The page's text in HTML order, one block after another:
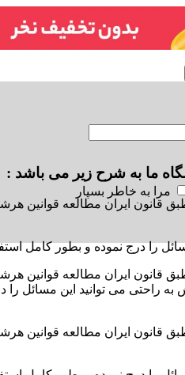
مرا به خاطر بسپار
ما به شرح زیر می باشد :
قانون ایران مطالعه قوانین
را درج نموده و بطور کامل
قانون ایران مطالعه قوانین
راحتی می توانید این مسائل را
قانون ایران مطالعه قوانین